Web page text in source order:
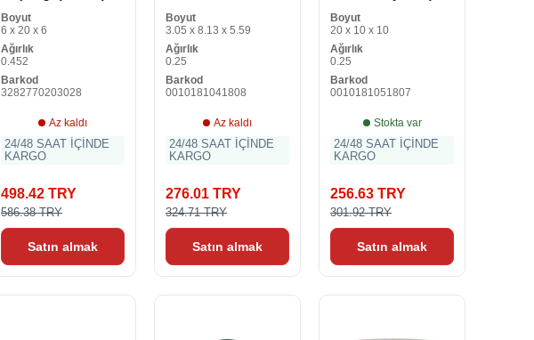
Boyut
6 x 20 x 6
Ağırlık
0.452
Barkod
3282770203028
Az kaldı
24/48 SAAT İÇİNDE
KARGO
498.42 TRY
586.38 TRY
Satın almak
Boyut
3.05 x 8.13 x 5.59
Ağırlık
0.25
Barkod
0010181041808
Az kaldı
24/48 SAAT İÇİNDE
KARGO
276.01 TRY
324.71 TRY
Satın almak
Boyut
20 x 10 x 10
Ağırlık
0.25
Barkod
0010181051807
Stokta var
24/48 SAAT İÇİNDE
KARGO
256.63 TRY
301.92 TRY
Satın almak